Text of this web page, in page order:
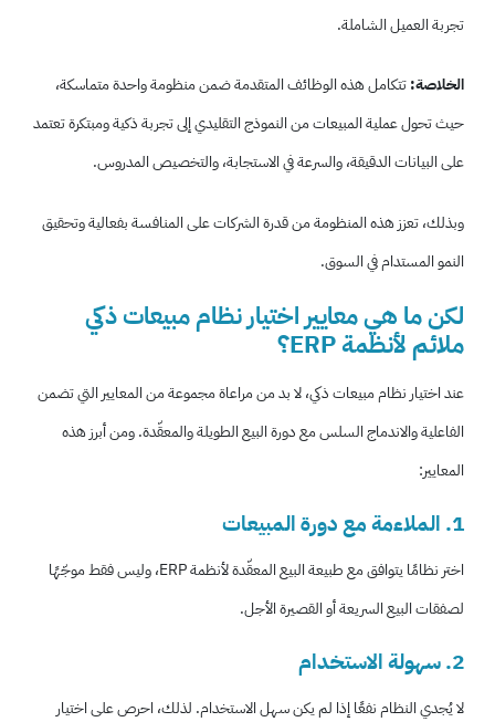
تجربة العميل الشاملة.
الخلاصة:تتكامل هذه الوظائف المتقدمة ضمن منظومة واحدة متماسكة،
حيث تحول عملية المبيعات من النموذج التقليدي إلى تجربة ذكية ومبتكرة تعتمد
على البيانات الدقيقة، والسرعة في الاستجابة، والتخصيص المدروس.
وبذلك، تعزز هذه المنظومة من قدرة الشركات على المنافسة بفعالية وتحقيق
النمو المستدام في السوق.
لكن ما هي معايير اختيار نظام مبيعات ذكي
ملائم لأنظمة ERP؟
عند اختيار نظام مبيعات ذكي، لا بد من مراعاة مجموعة من المعايير التي تضمن
الفاعلية والاندماج السلس مع دورة البيع الطويلة والمعقّدة. ومن أبرز هذه
المعايير:
1. الملاءمة مع دورة المبيعات
اختر نظامًا يتوافق مع طبيعة البيع المعقّدة لأنظمة ERP، وليس فقط موجّهًا
لصفقات البيع السريعة أو القصيرة الأجل.
2. سهولة الاستخدام
لا يُجدي النظام نفعًا إذا لم يكن سهل الاستخدام. لذلك، احرص على اختيار